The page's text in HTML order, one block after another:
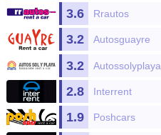
Rrautos
3.6
Autosguayre
3.2
Autossolyplaya
3.2
Interrent
2.8
Poshcars
1.9